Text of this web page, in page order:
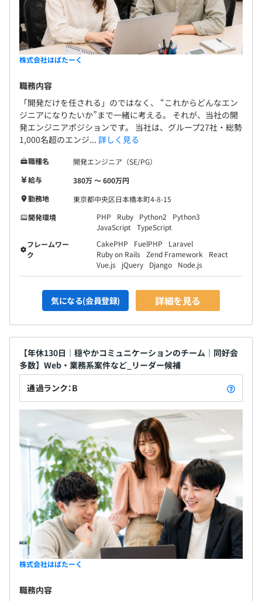
具体的には、
・技術力向上や自己研鑽への取り組み
・社内改善への取り組み
・イベント企画や運営サポート など
を総合的に評価しています。
今後もエンジニア一人ひとりの成長や挑戦を後押しできる
評価制度づくりを進めていきます。
◆全社員37名（東京：25名／宮崎：12名）
・システム部：21名（東京：13名／宮崎：8名）
・営業企画部：7名
・総務採用部：1名
関東ITソフトウェア健康保険組合加入
社会保険完備（健康保険・厚生年金加入・雇用保険・労災
有期雇用
契約更新の有無・契約期間の定め
契約更新の判断基準
正社員前提での雇用となります。試用期間中は契約社員雇
双方合意のもと、正社員登用となります。
本人の能力、勤務態度などにより、試用期間の延長がござ
います。
契約更新の上限
最長1年まで
6カ月 ※試用期間中の雇用形態は契約社員となります。
その後双方合意のもと正社員登用制度あり
有給取得制限あり（月1日まで）、年末年始休暇、特別休
株式会社はばたーく
職務内容
「開発だけを任される」のではなく、 “これからどんなエン
ジニアになりたいか”まで一緒に考える。 それが、当社の開
発エンジニアポジションです。 当社は、グループ27社・総勢
1,000名超のエンジ... 詳しく見る
職種名
開発エンジニア（SE/PG）
給与
380万 〜 600万円
勤務地
東京都中央区日本橋本町4-8-15
開発環境
PHP Ruby Python2
Python3
JavaScript
TypeScript
フレームワー
ク
CakePHP FuelPHP
Laravel
Ruby on Rails
Zend Framework
React
Vue.js
jQuery Django Node.js
気になる(会員登録) 詳細を見る
【年休130日｜穏やかコミュニケーションのチーム｜同好会
多数】Web・業務系案件など_リーダー候補
通過ランク：B
株式会社はばたーく
職務内容